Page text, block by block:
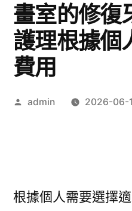
畫室的修復
護理根據個
費用
作
admin 2026-06-
根據個人需要選擇